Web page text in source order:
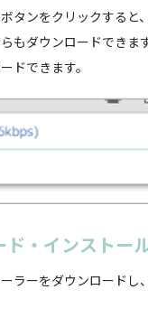
タンをクリックすると
もダウンロードできま
ドできます。
・インストー
ーをダウンロードし